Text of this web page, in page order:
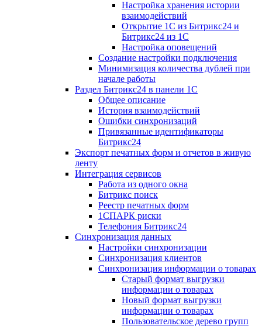
Настройка хранения истории
взаимодействий
Открытие 1С из Битрикс24 и
Битрикс24 из 1С
Настройка оповещений
Создание настройки подключения
Минимизация количества дублей при
начале работы
Раздел Битрикс24 в панели 1С
Общее описание
История взаимодействий
Ошибки синхронизаций
Привязанные идентификаторы
Битрикс24
Экспорт печатных форм и отчетов в живую
ленту
Интеграция сервисов
Работа из одного окна
Битрикс поиск
Реестр печатных форм
1СПАРК риски
Телефония Битрикс24
Синхронизация данных
Настройки синхронизации
Синхронизация клиентов
Синхронизация информации о товарах
Старый формат выгрузки
информации о товарах
Новый формат выгрузки
информации о товарах
Пользовательское дерево групп